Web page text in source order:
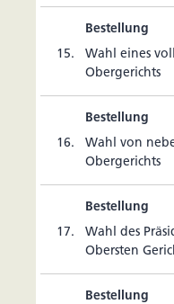
Bestellung
15.
Wahl eines
Obergerichts
Bestellung
16.
Wahl von
Obergerichts
Bestellung
17.
Wahl des
Obersten
Bestellung